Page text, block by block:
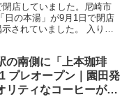
店していました。尼崎市
日の本湯」が9月1日で閉店
されていました。 入り口
の南側に「上本珈琲
プレオープン｜園田発
リティなコーヒーが飲